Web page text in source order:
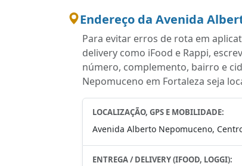
Endereço da Avenida
Para evitar erros de rota em
delivery como iFood e Rappi,
número, complemento, bairro e
Nepomuceno em Fortaleza seja
LOCALIZAÇÃO, GPS E MOBILIDADE:
Avenida Alberto Nepomuceno,
ENTREGA / DELIVERY (IFOOD, LOGGI):